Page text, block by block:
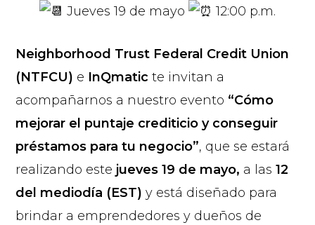
Jueves 19 de mayo 12:00 p.m.
Neighborhood Trust Federal Credit Union
(NTFCU) e InQmatic te invitan a
acompañarnos a nuestro evento “Cómo
mejorar el puntaje crediticio y conseguir
préstamos para tu negocio”, que se estará
realizando este jueves 19 de mayo, a las 12
del mediodía (EST) y está diseñado para
brindar a emprendedores y dueños de